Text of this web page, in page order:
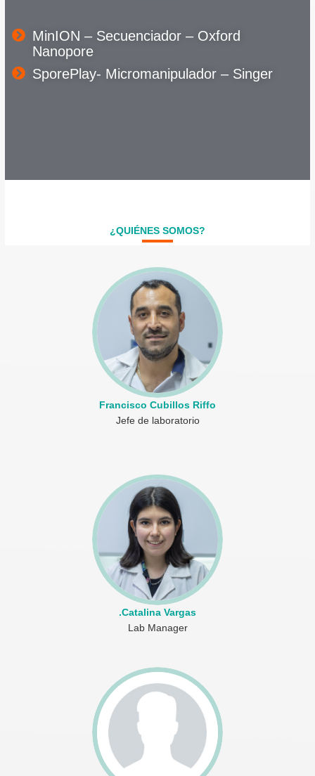
MinION – Secuenciador – Oxford
Nanopore
SporePlay- Micromanipulador – Singer
¿QUIÉNES SOMOS?
Francisco Cubillos Riffo
Jefe de laboratorio
.Catalina Vargas
Lab Manager